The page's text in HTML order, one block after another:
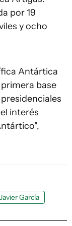
por 19
y ocho
Antártica
base
interés
Javier García